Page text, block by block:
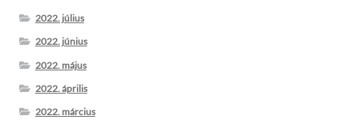
2022. július
2022. június
2022. május
2022. április
2022. március